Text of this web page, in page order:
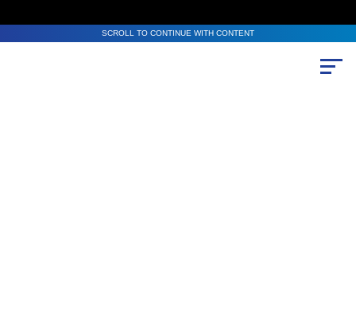
SCROLL TO CONTINUE WITH CONTENT